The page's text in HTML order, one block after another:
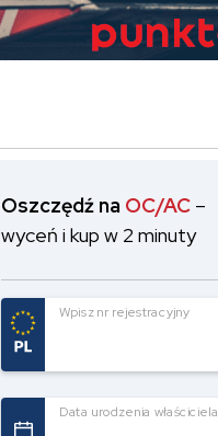
Oszczędź na OC/AC–
wyceń i kup w 2 minuty
Wpisz nr rejestracyjny
Data urodzenia właściciela